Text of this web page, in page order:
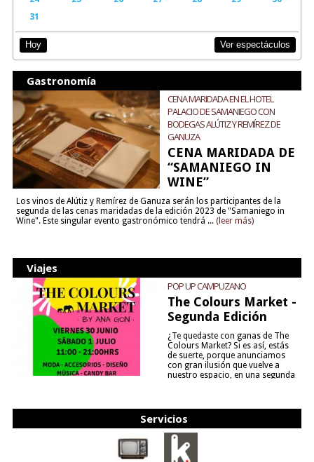
31
Hoy Ver espectáculos
Gastronomía
CENA MARIDADA EN EL HOTEL
PALACIO DE SAMANIEGO CON
BODEGAS ALÚTIZ Y REMÍREZ DE
GANUZA
CENA MARIDADA DE
“SAMANIEGO IN
WINE”
Los vinos de Alútiz y Remírez de Ganuza serán los participantes de la
segunda de las cenas maridadas de la edición 2023 de "Samaniego in
Wine". Este singular evento gastronómico tendrá ... (leer más)
Viajes
POP UP CAMPUZANO
The Colours Market -
Segunda Edición
¿Te quedaste con ganas de The
Colours Market? Si es así, estás
de suerte, porque anunciamos
con gran ilusión que vuelve a
nuestro espacio, en una segunda
Servicios